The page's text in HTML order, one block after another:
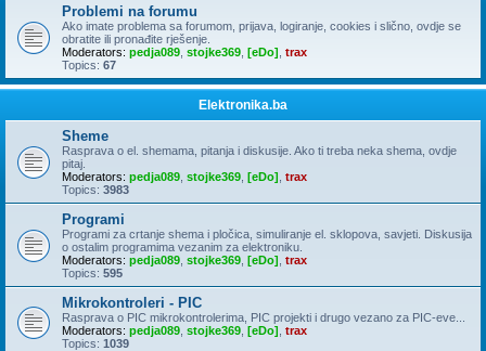
Problemi na forumu
Ako imate problema sa forumom, prijava, logiranje, cookies i slično, ovdje se
obratite ili pronađite rješenje.
Moderators: pedja089 stojke369 [eDo] trax
Topics: 67
Elektronika.ba
Sheme
Rasprava o el. shemama, pitanja i diskusije. Ako ti treba neka shema, ovdje
pitaj.
Moderators: pedja089 stojke369 [eDo] trax
Topics: 3983
Programi
Programi za crtanje shema i pločica, simuliranje el. sklopova, savjeti. Diskusija
o ostalim programima vezanim za elektroniku.
Moderators: pedja089 stojke369 [eDo] trax
Topics: 595
Mikrokontroleri - PIC
Rasprava o PIC mikrokontrolerima, PIC projekti i drugo vezano za PIC-eve...
Moderators: pedja089 stojke369 [eDo] trax
Topics: 1039